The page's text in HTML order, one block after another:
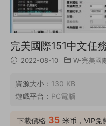
完美國際151中文任
2022-08-10 W-完美國
資源大小： 130 KB
遊戲平台： PC電腦
下載價格 35 米币，VIP免